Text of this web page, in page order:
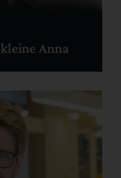
Anna